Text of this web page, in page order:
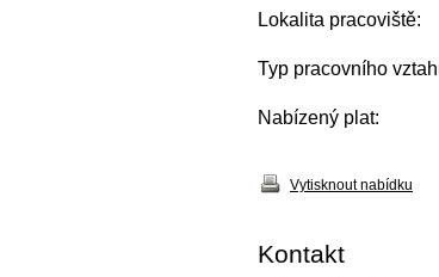
Lokalita pracoviště:
Typ pracovního
Nabízený plat:
Vytisknout nabídku
Kontakt